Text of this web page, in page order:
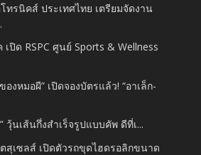
ทรนิคส์ ประเทศไทย เตรียมจัดงาน
เปิด RSPC ศูนย์ Sports & Wellness
องหมอผี” เปิดจองบัตรแล้ว! “อาเล็ก-
วุ้นเส้นกึ่งสำเร็จรูปแบบคัพ ดีที่เ...
สุเซลส์ เปิดตัวรถขุดไฮดรอลิกขนาด